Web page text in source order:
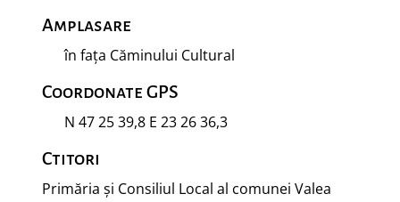
Amplasare
în fața Căminului Cultural
Coordonate GPS
N 47 25 39,8 E 23 26 36,3
Ctitori
Primăria și Consiliul Local al comunei Valea